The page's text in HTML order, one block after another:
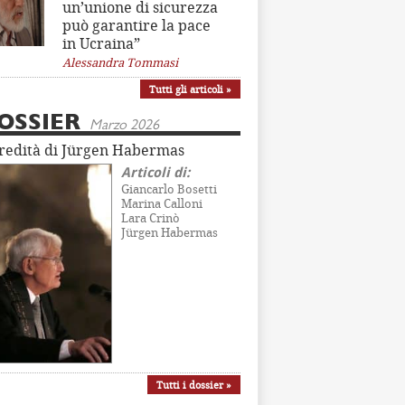
un’unione di sicurezza
può garantire la pace
in Ucraina”
Alessandra Tommasi
Tutti gli articoli »
Marzo 2026
di Jürgen Habermas
Articoli di:
Giancarlo Bosetti
Marina Calloni
Lara Crinò
Jürgen Habermas
Tutti i dossier »